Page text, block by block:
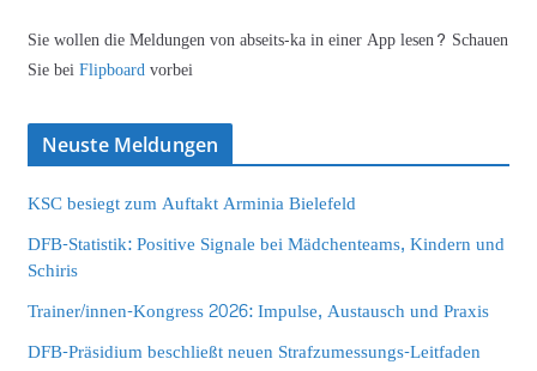
Sie wollen die Meldungen von abseits-ka in einer App lesen? Schauen
Sie beiFlipboardvorbei
Neuste Meldungen
KSC besiegt zum Auftakt Arminia Bielefeld
DFB-Statistik: Positive Signale bei Mädchenteams, Kindern und
Schiris
Trainer/innen-Kongress 2026: Impulse, Austausch und Praxis
DFB-Präsidium beschließt neuen Strafzumessungs-Leitfaden